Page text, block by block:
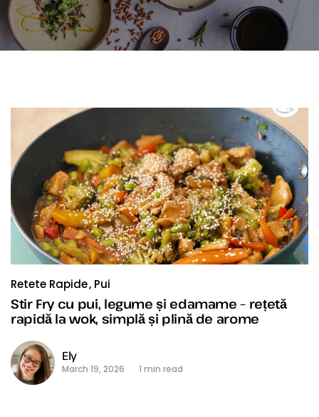
Retete Rapide Pui
Stir Fry cu pui, legume și edamame – rețetă
rapidă la wok, simplă și plină de arome
Ely
March 19, 2026 1 min read